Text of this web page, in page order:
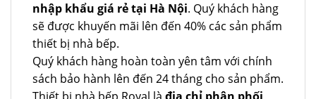
nhập khẩu giá rẻ tại Hà Nội. Quý khách hàng
sẽ được khuyến mãi lên đến 40% các sản phẩm
thiết bị nhà bếp.
Quý khách hàng hoàn toàn yên tâm với chính
sách bảo hành lên đến 24 tháng cho sản phẩm.